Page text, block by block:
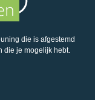
die is afgestemd
die je mogelijk hebt.